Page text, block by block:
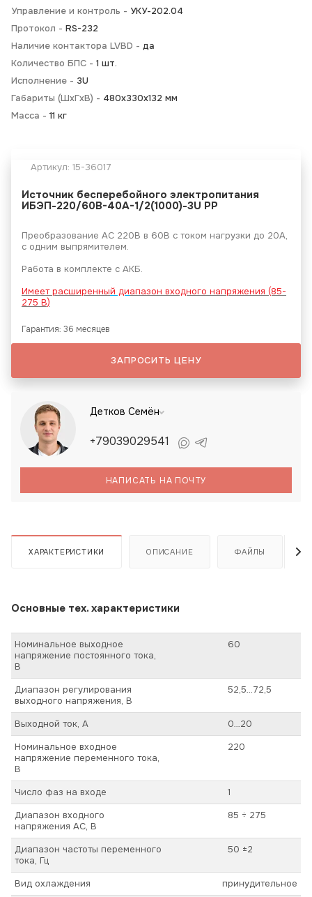
Управление и контроль - УКУ-202.04
Протокол - RS-232
Наличие контактора LVBD - да
Количество БПС - 1 шт.
Исполнение - 3U
Габариты (ШхГхВ) - 480х330х132 мм
Масса - 11 кг
Артикул: 15-36017
Источник бесперебойного электропитания
ИБЭП-220/60B-40A-1/2(1000)-3U РР
Преобразование АС 220В в 60В с током нагрузки до 20А,
с одним выпрямителем.
Работа в комплекте с АКБ.
Имеет расширенный диапазон входного напряжения (85-
275 В)
Гарантия: 36 месяцев
ЗАПРОСИТЬ ЦЕНУ
Детков Семён
+79039029541
НАПИСАТЬ НА ПОЧТУ
ХАРАКТЕРИСТИКИ ОПИСАНИЕ ФАЙЛЫ
Основные тех. характеристики
Номинальное выходное
напряжение постоянного тока,
В
60
Диапазон регулирования
выходного напряжения, В
52,5…72,5
Выходной ток, А
0…20
Номинальное входное
напряжение переменного тока,
В
220
Число фаз на входе
1
Диапазон входного
напряжения AC, В
85 ÷ 275
Диапазон частоты переменного
тока, Гц
50 ±2
Вид охлаждения принудительное